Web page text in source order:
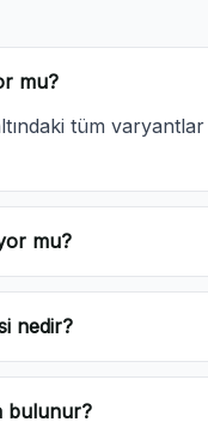
mu?
tüm
mu?
nedir?
bulunur?